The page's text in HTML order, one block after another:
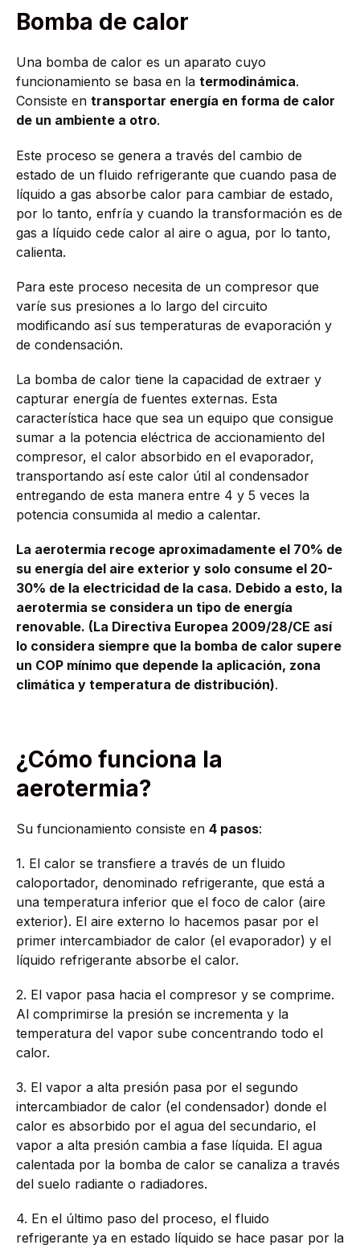
Bomba de calor
Una bomba de calor es un aparato cuyo
funcionamiento se basa en la termodinámica.
Consiste en transportar energía en forma de calor
de un ambiente a otro.
Este proceso se genera a través del cambio de
estado de un fluido refrigerante que cuando pasa de
líquido a gas absorbe calor para cambiar de estado,
por lo tanto, enfría y cuando la transformación es de
gas a líquido cede calor al aire o agua, por lo tanto,
calienta.
Para este proceso necesita de un compresor que
varíe sus presiones a lo largo del circuito
modificando así sus temperaturas de evaporación y
de condensación.
La bomba de calor tiene la capacidad de extraer y
capturar energía de fuentes externas. Esta
característica hace que sea un equipo que consigue
sumar a la potencia eléctrica de accionamiento del
compresor, el calor absorbido en el evaporador,
transportando así este calor útil al condensador
entregando de esta manera entre 4 y 5 veces la
potencia consumida al medio a calentar.
La aerotermia recoge aproximadamente el 70% de
su energía del aire exterior y solo consume el 20-
30% de la electricidad de la casa. Debido a esto, la
aerotermia se considera un tipo de energía
renovable. (La Directiva Europea 2009/28/CE así
lo considera siempre que la bomba de calor supere
un COP mínimo que depende la aplicación, zona
climática y temperatura de distribución).
¿Cómo funciona la
aerotermia?
Su funcionamiento consiste en 4 pasos:
1. El calor se transfiere a través de un fluido
caloportador, denominado refrigerante, que está a
una temperatura inferior que el foco de calor (aire
exterior). El aire externo lo hacemos pasar por el
primer intercambiador de calor (el evaporador) y el
líquido refrigerante absorbe el calor.
2. El vapor pasa hacia el compresor y se comprime.
Al comprimirse la presión se incrementa y la
temperatura del vapor sube concentrando todo el
calor.
3. El vapor a alta presión pasa por el segundo
intercambiador de calor (el condensador) donde el
calor es absorbido por el agua del secundario, el
vapor a alta presión cambia a fase líquida. El agua
calentada por la bomba de calor se canaliza a través
del suelo radiante o radiadores.
4. En el último paso del proceso, el fluido
refrigerante ya en estado líquido se hace pasar por la